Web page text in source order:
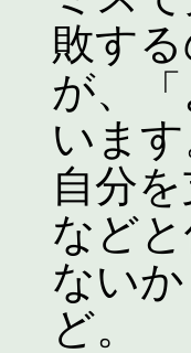
敗す
が、
いま
自分
など
ない
ど。